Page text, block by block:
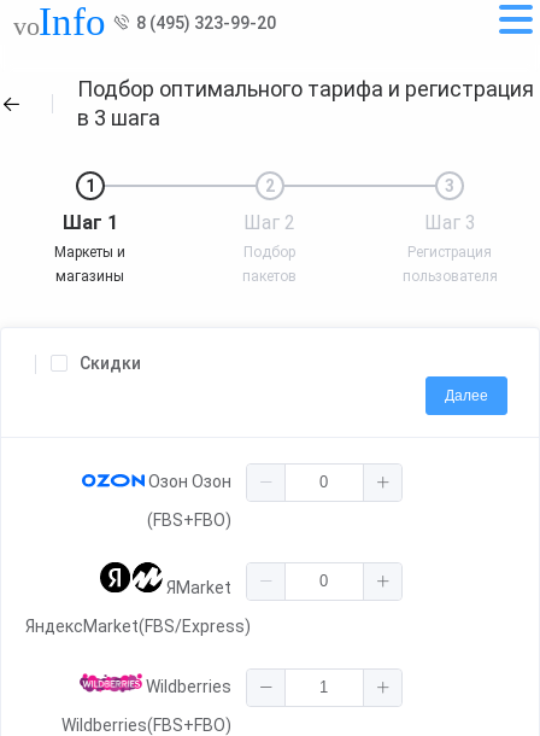
8 (495) 323-99-20
Подбор оптимального тарифа и регистрация
в 3 шага
1
Шаг 1
Маркеты и
магазины
2
Шаг 2
Подбор
пакетов
3
Шаг 3
Регистрация
пользователя
Скидки
Далее
Озон Озон
(FBS+FBO)
ЯMarket
ЯндексMarket(FBS/Express)
Wildberries
Wildberries(FBS+FBO)